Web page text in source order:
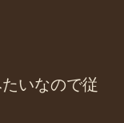
いなので従